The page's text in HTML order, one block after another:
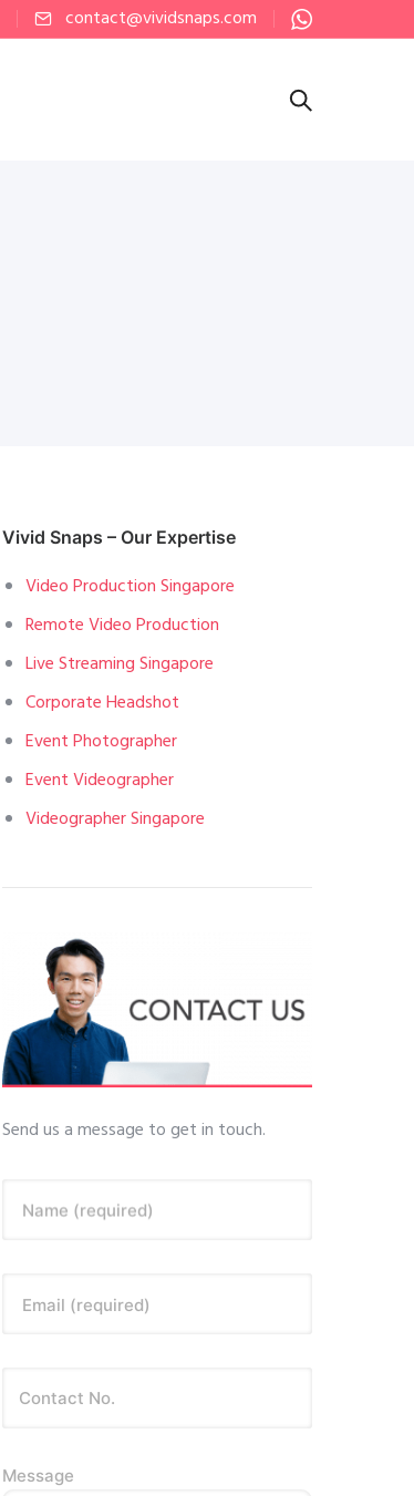
contact@vividsnaps.com
Vivid Snaps – Our Expertise
Video Production Singapore
Remote Video Production
Live Streaming Singapore
Corporate Headshot
Event Photographer
Event Videographer
Videographer Singapore
Send us a message to get in touch.
Name (required)
Email (required)
Message